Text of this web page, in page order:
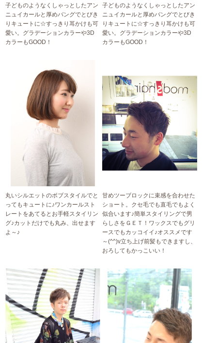
子どものようなくしゃっとしたアン
ニュイカールと厚めバングでとびき
りキュートに☆すっきり耳かけも可
愛い。グラデーションカラーや3D
カラーもGOOD！
子どものようなくしゃっとしたアン
ニュイカールと厚めバングでとびき
りキュートに☆すっきり耳かけも可
愛い。グラデーションカラーや3D
カラーもGOOD！
丸いシルエットのボブスタイルでと
ってもキュートに♪ワンカールスト
レートをあてるとお手軽スタイリン
グ♪カットだけでも丸み、出せます
よ～♪
甘めツーブロックに束感を合わせた
ショート。クセ毛でも直毛でもよく
似合います♪簡単スタイリングで男
らしさをＧＥＴ！ワックスでもグリ
ースでもカッコイイ♪オススメです
～(^^)v立ち上げ前髪もできますし、
おろしてもかっこいい！